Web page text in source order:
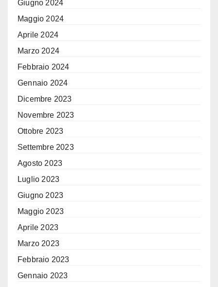
Giugno 2024
Maggio 2024
Aprile 2024
Marzo 2024
Febbraio 2024
Gennaio 2024
Dicembre 2023
Novembre 2023
Ottobre 2023
Settembre 2023
Agosto 2023
Luglio 2023
Giugno 2023
Maggio 2023
Aprile 2023
Marzo 2023
Febbraio 2023
Gennaio 2023